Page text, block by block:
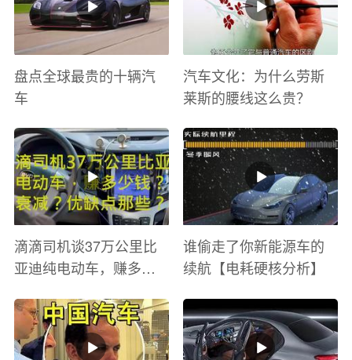
盘点全球最贵的十辆汽
车
汽车文化：为什么劳斯
莱斯的腰线这么贵？
滴滴司机谈37万公里比
亚迪纯电动车，赚多少
有哪些？
谁偷走了你新能源车的
续航【电耗硬核分析】